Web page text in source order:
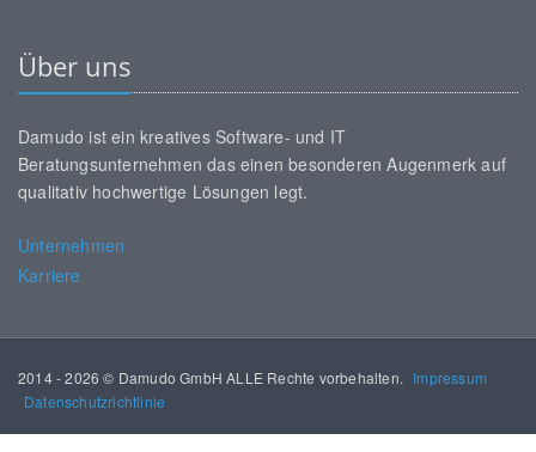
Über uns
Damudo ist ein kreatives Software- und IT
Beratungsunternehmen das einen besonderen Augenmerk auf
qualitativ hochwertige Lösungen legt.
Unternehmen
Karriere
2014 - 2026 © Damudo GmbH ALLE Rechte vorbehalten. Impressum
Datenschutzrichtlinie